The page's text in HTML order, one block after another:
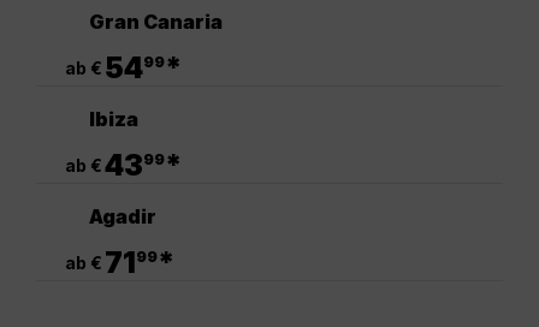
Gran Canaria
ab € 5499*
Ibiza
ab €4399*
Agadir
ab € 7199*